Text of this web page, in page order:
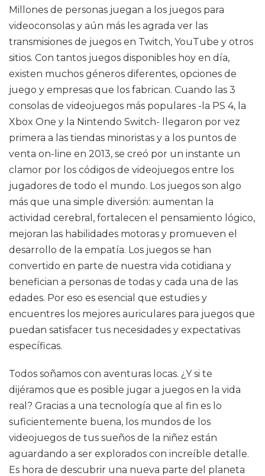
Millones de personas juegan a los juegos para
videoconsolas y aún más les agrada ver las
transmisiones de juegos en Twitch, YouTube y otros
sitios. Con tantos juegos disponibles hoy en día,
existen muchos géneros diferentes, opciones de
juego y empresas que los fabrican. Cuando las 3
consolas de videojuegos más populares -la PS 4, la
Xbox One y la Nintendo Switch- llegaron por vez
primera a las tiendas minoristas y a los puntos de
venta on-line en 2013, se creó por un instante un
clamor por los códigos de videojuegos entre los
jugadores de todo el mundo. Los juegos son algo
más que una simple diversión: aumentan la
actividad cerebral, fortalecen el pensamiento lógico,
mejoran las habilidades motoras y promueven el
desarrollo de la empatía. Los juegos se han
convertido en parte de nuestra vida cotidiana y
benefician a personas de todas y cada una de las
edades. Por eso es esencial que estudies y
encuentres los mejores auriculares para juegos que
puedan satisfacer tus necesidades y expectativas
específicas.
Todos soñamos con aventuras locas. ¿Y si te
dijéramos que es posible jugar a juegos en la vida
real? Gracias a una tecnología que al fin es lo
suficientemente buena, los mundos de los
videojuegos de tus sueños de la niñez están
aguardando a ser explorados con increíble detalle.
Es hora de descubrir una nueva parte del planeta